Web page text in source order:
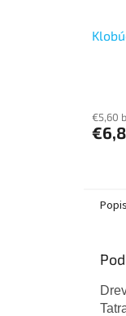
€5,60
Popis